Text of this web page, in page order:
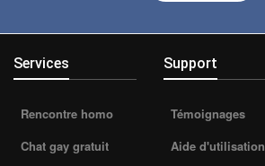
Services
Rencontre homo
Chat gay gratuit
Support
Témoignages
Aide d'utilisation